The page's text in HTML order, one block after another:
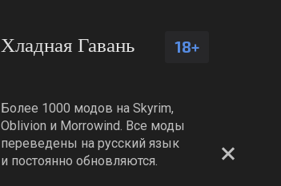
Хладная Гавань 18+
Более 1000 модов на Skyrim,
Oblivion и Morrowind. Все моды
переведены на русский язык
и постоянно обновляются.